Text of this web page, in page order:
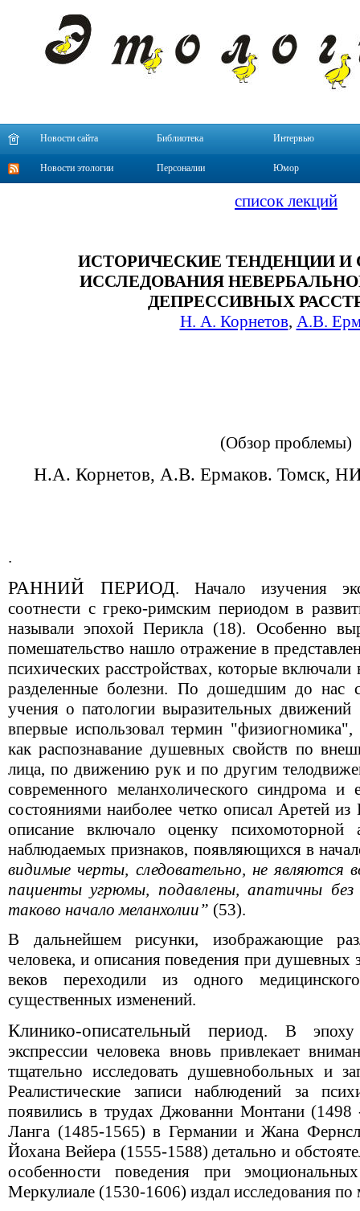
Новости сайта Библиотека Интервью
Новости этологии Персоналии Юмор
список лекций
ИСТОРИЧЕСКИЕ ТЕНДЕНЦИИ
ИССЛЕДОВАНИЯ
ДЕПРЕССИВНЫХ
Н. А. Корнетов, А.В.
(Обзор проблемы)
Н.А. Корнетов, А.В. Ермаков. Томск,
.
РАННИЙ ПЕРИОД. Начало изучения
соотнести с греко-римским периодом в
называли эпохой Перикла (18). Особенно
помешательство нашло отражение в
психических расстройствах, которые включали
разделенные болезни. По дошедшим до нас
учения о патологии выразительных
впервые использовал термин
как распознавание душевных свойств по
лица, по движению рук и по другим
современного меланхолического синдрома и
состояниями наиболее четко описал Аретей
описание включало оценку психомоторной
наблюдаемых признаков, появляющихся в
видимые черты, следовательно, не являются
пациенты угрюмы, подавлены, апатичны
таково начало меланхолии” (53).
В дальнейшем рисунки, изображающие
человека, и описания поведения при душевных
веков переходили из одного
существенных изменений.
Клинико-описательный период. В эпоху
экспрессии человека вновь привлекает
тщательно исследовать душевнобольных и
Реалистические записи наблюдений за
появились в трудах Джованни Монтани
Ланга (1485-1565) в Германии и Жана
Йохана Вейера (1555-1588) детально и
особенности поведения при
Меркулиале (1530-1606) издал исследования по